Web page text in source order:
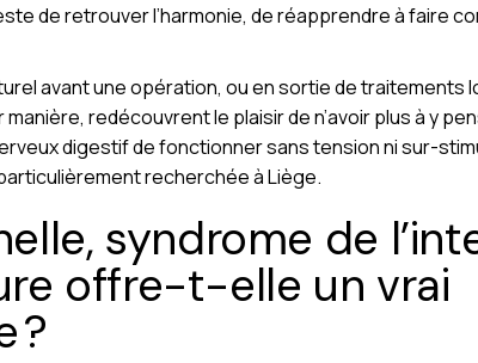
de retrouver l’harmonie, de réapprendre à faire
avant une opération, ou en sortie de traitements
redécouvrent le plaisir de n’avoir plus à y
digestif de fonctionner sans tension ni sur-
recherchée à Liège.
syndrome de
offre-t-elle un vrai
?